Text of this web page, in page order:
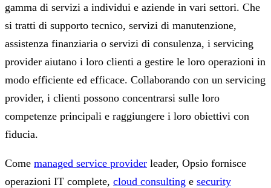
gamma di servizi a individui e aziende in vari settori. Che
si tratti di supporto tecnico, servizi di manutenzione,
assistenza finanziaria o servizi di consulenza, i servicing
provider aiutano i loro clienti a gestire le loro operazioni in
modo efficiente ed efficace. Collaborando con un servicing
provider, i clienti possono concentrarsi sulle loro
competenze principali e raggiungere i loro obiettivi con
fiducia.
Come managed service provider leader, Opsio fornisce
operazioni IT complete, cloud consulting e security